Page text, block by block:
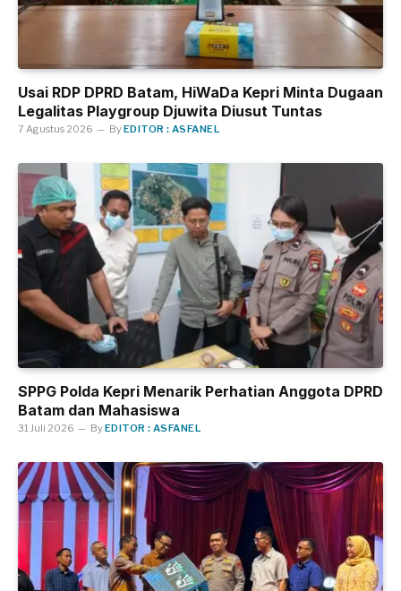
Usai RDP DPRD Batam, HiWaDa Kepri Minta Dugaan
Legalitas Playgroup Djuwita Diusut Tuntas
7 Agustus 2026 ByEDITOR : ASFANEL
SPPG Polda Kepri Menarik Perhatian Anggota DPRD
Batam dan Mahasiswa
31 Juli 2026 ByEDITOR : ASFANEL